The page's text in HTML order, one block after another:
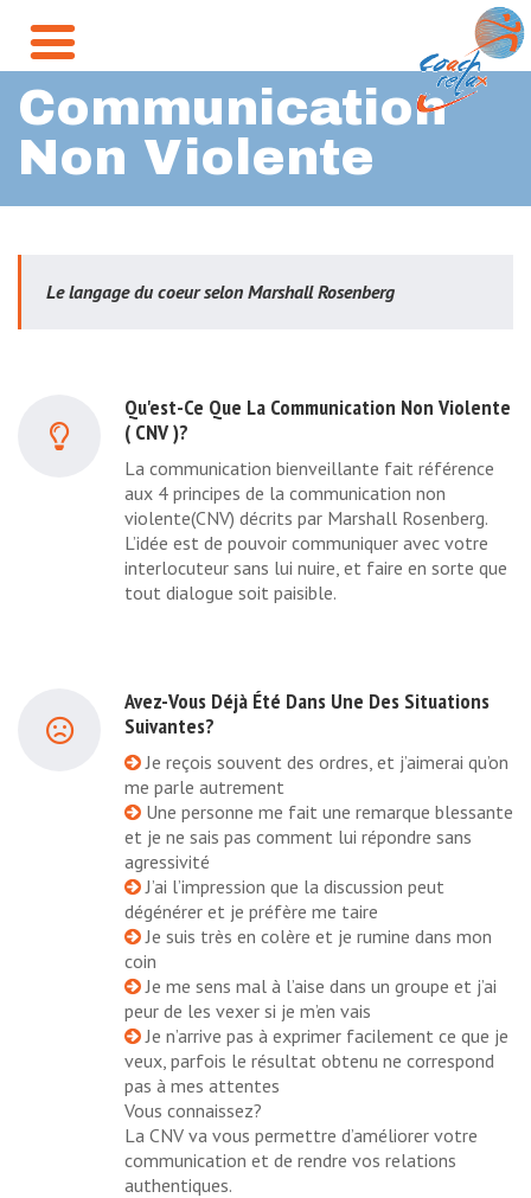
Communication
Non Violente
Le langage du coeur selon Marshall Rosenberg
Qu'est-Ce Que La Communication Non Violente
( CNV )?
La communication bienveillante fait référence
aux 4 principes de la communication non
violente(CNV) décrits par Marshall Rosenberg.
L’idée est de pouvoir communiquer avec votre
interlocuteur sans lui nuire, et faire en sorte que
tout dialogue soit paisible.
Avez-Vous Déjà Été Dans Une Des Situations
Suivantes?
Je reçois souvent des ordres, et j’aimerai qu’on
me parle autrement
Une personne me fait une remarque blessante
et je ne sais pas comment lui répondre sans
agressivité
J’ai l’impression que la discussion peut
dégénérer et je préfère me taire
Je suis très en colère et je rumine dans mon
coin
Je me sens mal à l’aise dans un groupe et j’ai
peur de les vexer si je m’en vais
Je n’arrive pas à exprimer facilement ce que je
veux, parfois le résultat obtenu ne correspond
pas à mes attentes
Vous connaissez?
La CNV va vous permettre d’améliorer votre
communication et de rendre vos relations
authentiques.